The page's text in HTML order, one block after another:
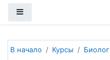
В начало Курсы